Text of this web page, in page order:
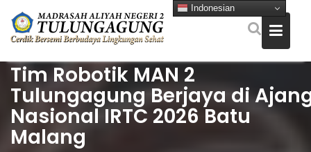
Skip
content
Tim Robotik MAN 2
Tulungagung Berjaya di
Nasional IRTC 2026 Batu
Malang
Indonesian